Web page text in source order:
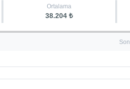
Ortalama
38.204 ₺